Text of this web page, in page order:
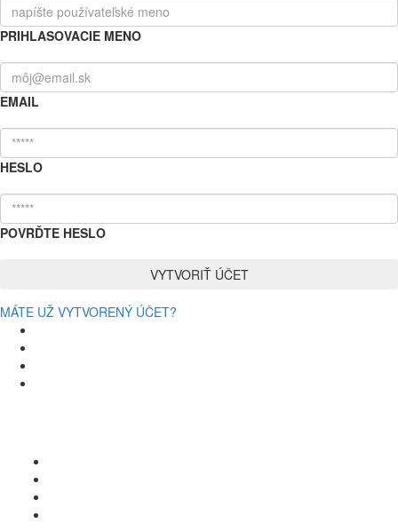
PRIHLASOVACIE MENO
EMAIL
HESLO
POVRĎTE HESLO
MÁTE UŽ VYTVORENÝ ÚČET?